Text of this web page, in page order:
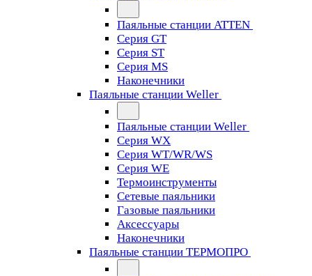
Паяльные станции ATTEN
Серия GT
Серия ST
Серия MS
Наконечники
Паяльные станции Weller
Паяльные станции Weller
Серия WX
Серия WT/WR/WS
Серия WE
Термоинструменты
Сетевые паяльники
Газовые паяльники
Аксессуары
Наконечники
Паяльные станции ТЕРМОПРО